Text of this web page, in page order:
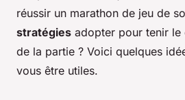
réussir un marathon de jeu de
stratégies adopter pour tenir
de la partie ? Voici quelques
vous être utiles.